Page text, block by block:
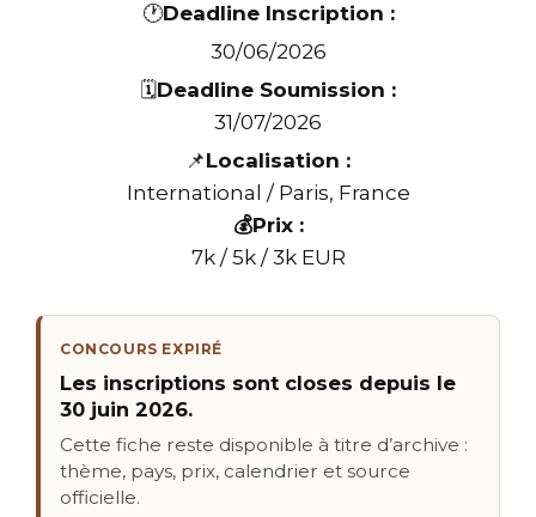
🕐Deadline Inscription :
30/06/2026
🗓️Deadline Soumission :
31/07/2026
📌Localisation :
International / Paris, France
💰Prix :
7k / 5k / 3k EUR
CONCOURS EXPIRÉ
Les inscriptions sont closes depuis le
30 juin 2026.
Cette fiche reste disponible à titre d’archive :
thème, pays, prix, calendrier et source
officielle.